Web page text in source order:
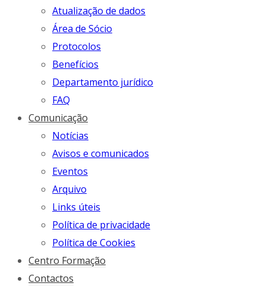
Atualização de dados
Área de Sócio
Protocolos
Benefícios
Departamento jurídico
FAQ
Comunicação
Notícias
Avisos e comunicados
Eventos
Arquivo
Links úteis
Política de privacidade
Política de Cookies
Centro Formação
Contactos